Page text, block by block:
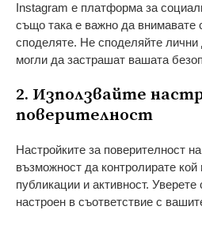
Instagram е платформа за
също така е важно да внимавате
споделяте. Не споделяйте лични
могли да застрашат вашата
2. Използвайте
поверителност
Настройките за поверителност
възможност да контролирате
публикации и активност.
настроен в съответствие с